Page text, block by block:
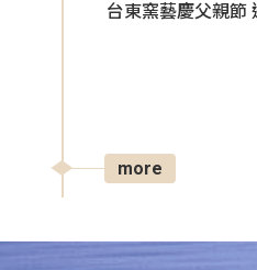
台東窯藝慶父親節
more